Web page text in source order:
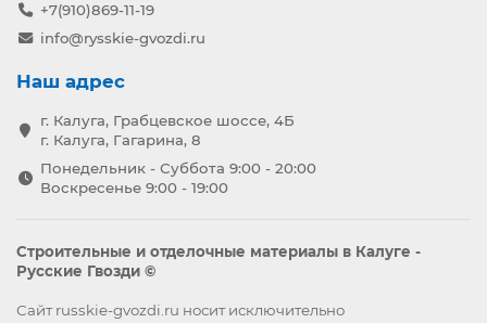
+7(910)869-11-19
info@rysskie-gvozdi.ru
Наш адрес
г. Калуга, Грабцевское шоссе, 4Б
г. Калуга, Гагарина, 8
Понедельник - Суббота 9:00 - 20:00
Воскресенье 9:00 - 19:00
Строительные и отделочные материалы в Калуге -
Русские Гвозди ©
Сайт russkie-gvozdi.ru носит исключительно